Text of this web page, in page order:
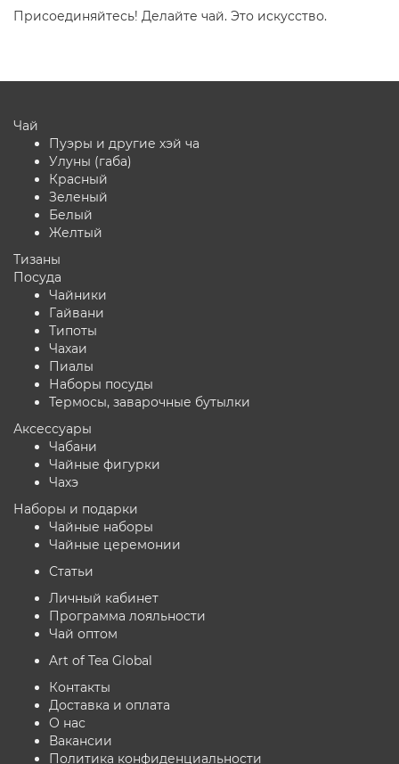
Присоединяйтесь! Делайте чай. Это искусство.
Чай
Пуэры и другие хэй ча
Улуны (габа)
Красный
Зеленый
Белый
Желтый
Тизаны
Посуда
Чайники
Гайвани
Типоты
Чахаи
Пиалы
Наборы посуды
Термосы, заварочные бутылки
Аксессуары
Чабани
Чайные фигурки
Чахэ
Наборы и подарки
Чайные наборы
Чайные церемонии
Статьи
Личный кабинет
Программа лояльности
Чай оптом
Art of Tea Global
Контакты
Доставка и оплата
О нас
Вакансии
Политика конфиденциальности